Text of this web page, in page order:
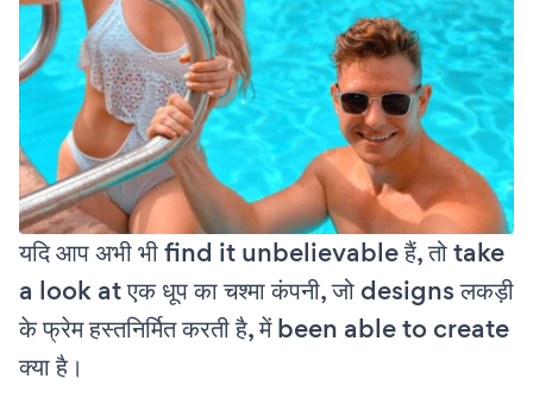
यदि आप अभी भी find it unbelievable हैं, तो take
a look at एक धूप का चश्मा कंपनी, जो designs लकड़ी
के फ्रेम हस्तनिर्मित करती है, में been able to create
क्या है।